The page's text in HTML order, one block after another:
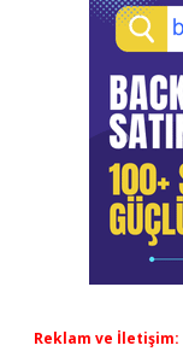
Reklam ve İletişim: